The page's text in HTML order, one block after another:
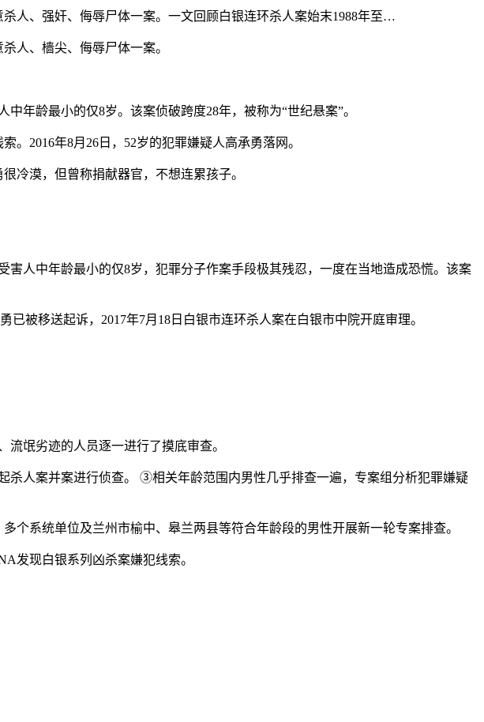
人、强奸、侮辱尸体一案。一文回顾白银连环杀人案始末1988年至…
人、樯尖、侮辱尸体一案。
年龄最小的仅8岁。该案侦破跨度28年，被称为“世纪悬案”。
2016年8月26日，52岁的犯罪嫌疑人高承勇落网。
冷漠，但曾称捐献器官，不想连累孩子。
害人中年龄最小的仅8岁，犯罪分子作案手段极其残忍，一度在当地造成恐慌。该案
已被移送起诉，2017年7月18日白银市连环杀人案在白银市中院开庭审理。
氓劣迹的人员逐一进行了摸底审查。
人案并案进行侦查。 ③相关年龄范围内男性几乎排查一遍，专案组分析犯罪嫌疑
系统单位及兰州市榆中、皋兰两县等符合年龄段的男性开展新一轮专案排查。
发现白银系列凶杀案嫌犯线索。